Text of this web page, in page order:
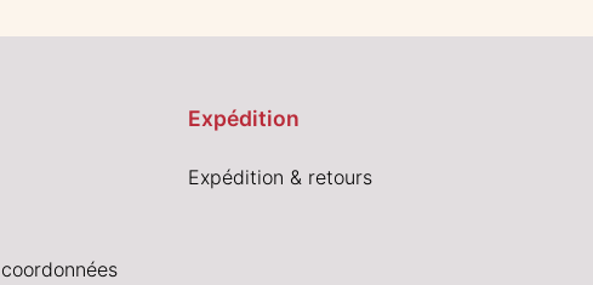
Expédition
Expédition & retours